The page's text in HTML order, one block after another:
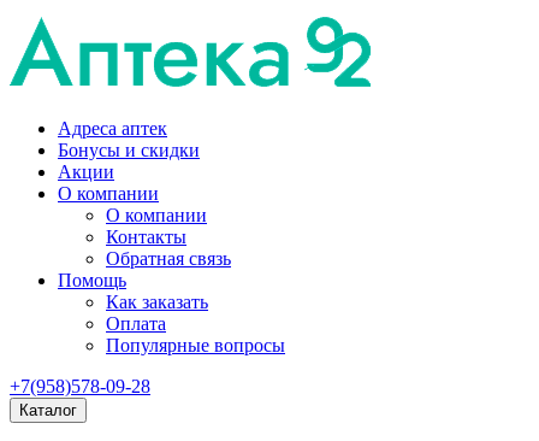
Адреса аптек
Бонусы и скидки
Акции
О компании
О компании
Контакты
Обратная связь
Помощь
Как заказать
Оплата
Популярные вопросы
+7(958)578-09-28
Каталог